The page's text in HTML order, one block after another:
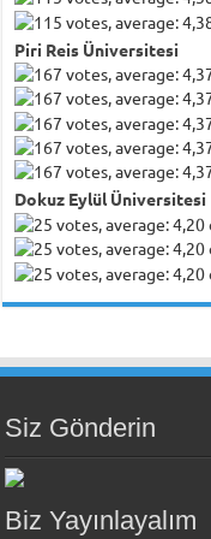
Piri Reis Üniversitesi
Dokuz Eylül Üniversitesi
Siz Gönderin
Biz Yayınlayalım